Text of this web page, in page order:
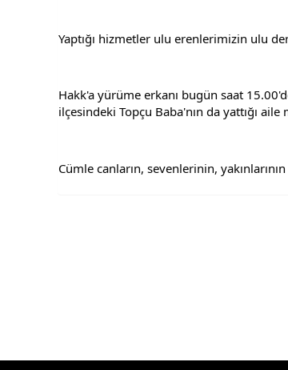
Yaptığı hizmetler ulu erenlerimizin ulu
Hakk'a yürüme erkanı bugün saat
ilçesindeki Topçu Baba'nın da yattığı aile
Cümle canların, sevenlerinin,